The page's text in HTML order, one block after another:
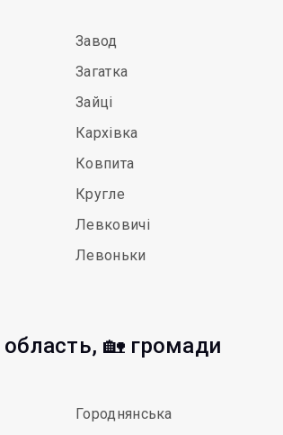
Завод
Загатка
Зайці
Кархівка
Ковпита
Кругле
Левковичі
Левоньки
область, 🏡 громади
Городнянська